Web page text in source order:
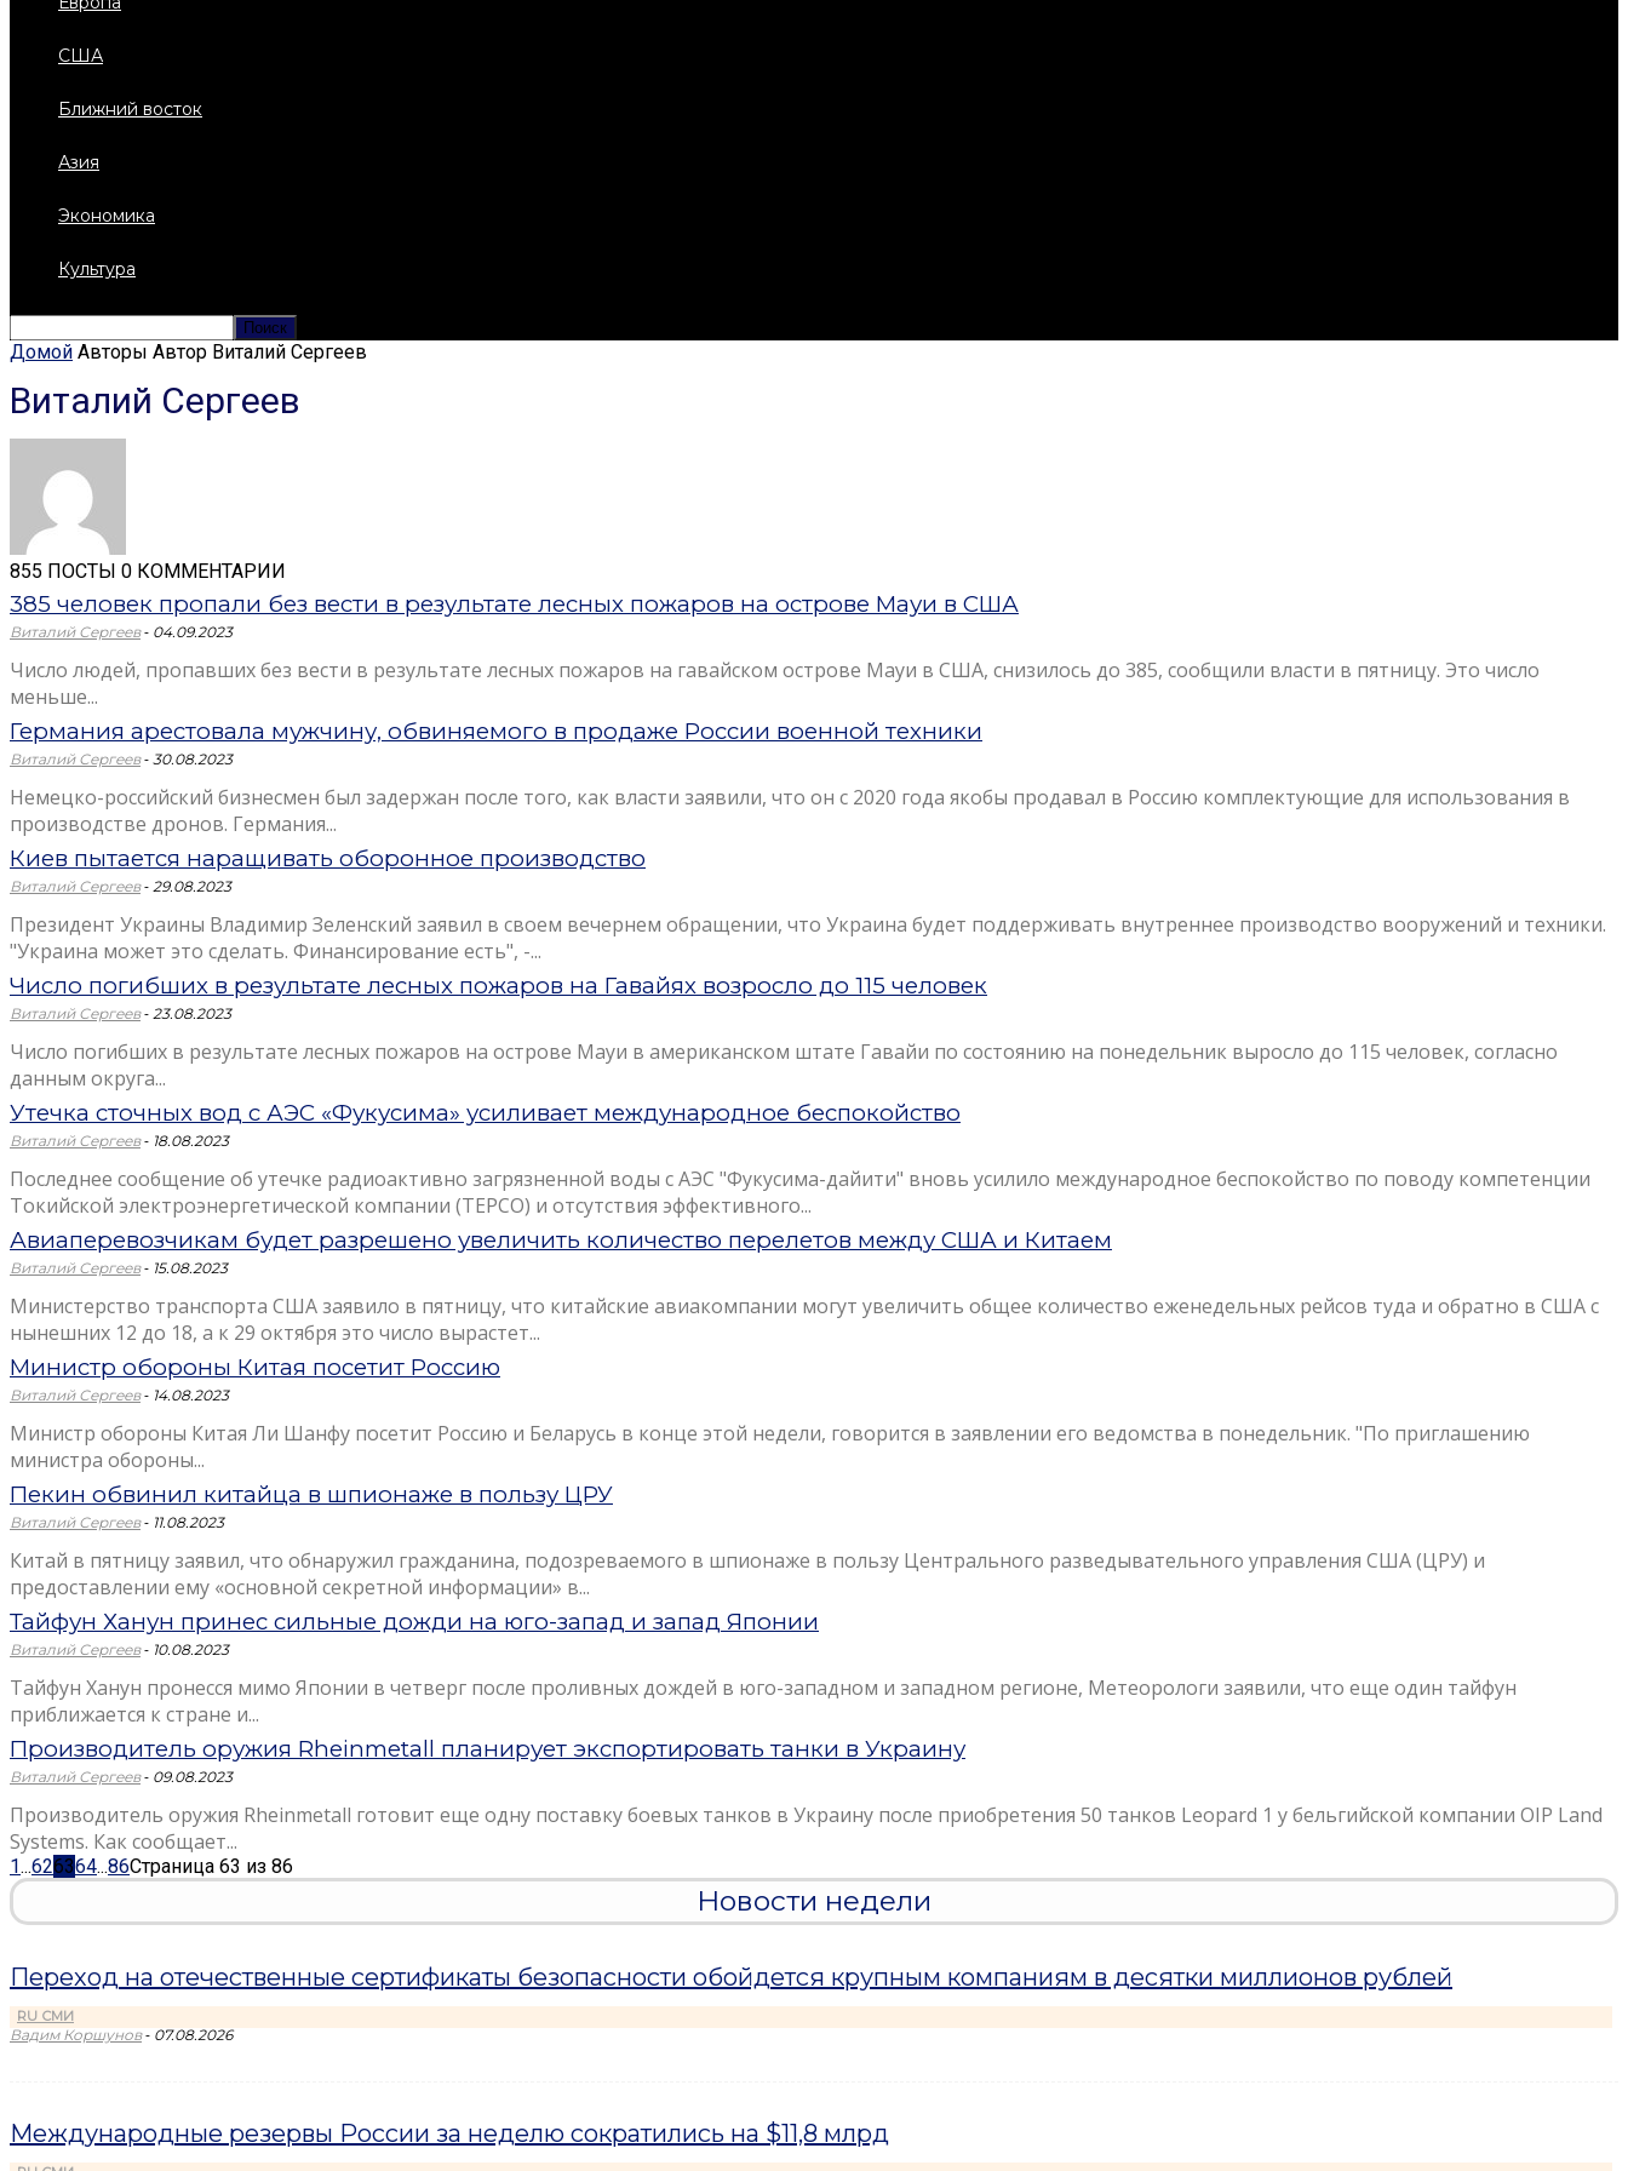
США
Ближний восток
Азия
Экономика
Культура
Домой Авторы Автор Виталий Сергеев
Виталий Сергеев
855 ПОСТЫ 0 КОММЕНТАРИИ
385 человек пропали без вести в результате лесных пожаров на острове Мауи в США
Виталий Сергеев - 04.09.2023
Число людей, пропавших без вести в результате лесных пожаров на гавайском острове Мауи в США, снизилось до 385, сообщили власти в пятницу. Это число
меньше...
Германия арестовала мужчину, обвиняемого в продаже России военной техники
Виталий Сергеев - 30.08.2023
Немецко-российский бизнесмен был задержан после того, как власти заявили, что он с 2020 года якобы продавал в Россию комплектующие для использования в
производстве дронов. Германия...
Киев пытается наращивать оборонное производство
Виталий Сергеев - 29.08.2023
Президент Украины Владимир Зеленский заявил в своем вечернем обращении, что Украина будет поддерживать внутреннее производство вооружений и техники.
"Украина может это сделать. Финансирование есть", -...
Число погибших в результате лесных пожаров на Гавайях возросло до 115 человек
Виталий Сергеев - 23.08.2023
Число погибших в результате лесных пожаров на острове Мауи в американском штате Гавайи по состоянию на понедельник выросло до 115 человек, согласно
данным округа...
Утечка сточных вод с АЭС «Фукусима» усиливает международное беспокойство
Виталий Сергеев - 18.08.2023
Последнее сообщение об утечке радиоактивно загрязненной воды с АЭС "Фукусима-дайити" вновь усилило международное беспокойство по поводу компетенции
Токийской электроэнергетической компании (TEPCO) и отсутствия эффективного...
Авиаперевозчикам будет разрешено увеличить количество перелетов между США и Китаем
Виталий Сергеев - 15.08.2023
Министерство транспорта США заявило в пятницу, что китайские авиакомпании могут увеличить общее количество еженедельных рейсов туда и обратно в США с
нынешних 12 до 18, а к 29 октября это число вырастет...
Министр обороны Китая посетит Россию
Виталий Сергеев - 14.08.2023
Министр обороны Китая Ли Шанфу посетит Россию и Беларусь в конце этой недели, говорится в заявлении его ведомства в понедельник. "По приглашению
министра обороны...
Пекин обвинил китайца в шпионаже в пользу ЦРУ
Виталий Сергеев - 11.08.2023
Китай в пятницу заявил, что обнаружил гражданина, подозреваемого в шпионаже в пользу Центрального разведывательного управления США (ЦРУ) и
предоставлении ему «основной секретной информации» в...
Тайфун Ханун принес сильные дожди на юго-запад и запад Японии
Виталий Сергеев - 10.08.2023
Тайфун Ханун пронесся мимо Японии в четверг после проливных дождей в юго-западном и западном регионе, Метеорологи заявили, что еще один тайфун
приближается к стране и...
Производитель оружия Rheinmetall планирует экспортировать танки в Украину
Виталий Сергеев - 09.08.2023
Производитель оружия Rheinmetall готовит еще одну поставку боевых танков в Украину после приобретения 50 танков Leopard 1 у бельгийской компании OIP Land
Systems. Как сообщает...
1...626364...86Страница 63 из 86
Новости недели
Переход на отечественные сертификаты безопасности обойдется крупным компаниям в десятки миллионов рублей
RU СМИ
Вадим Коршунов - 07.08.2026
Международные резервы России за неделю сократились на $11,8 млрд